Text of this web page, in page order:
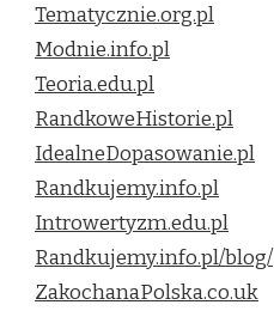
Tematycznie.org.pl
Modnie.info.pl
Teoria.edu.pl
RandkoweHistorie.pl
IdealneDopasowanie.pl
Randkujemy.info.pl
Introwertyzm.edu.pl
Randkujemy.info.pl/blog/
ZakochanaPolska.co.uk